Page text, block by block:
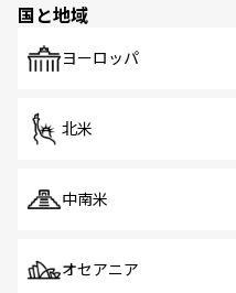
で、ホーカーズは
国と地域
ヨーロッパ
北米
中南米
オセアニア